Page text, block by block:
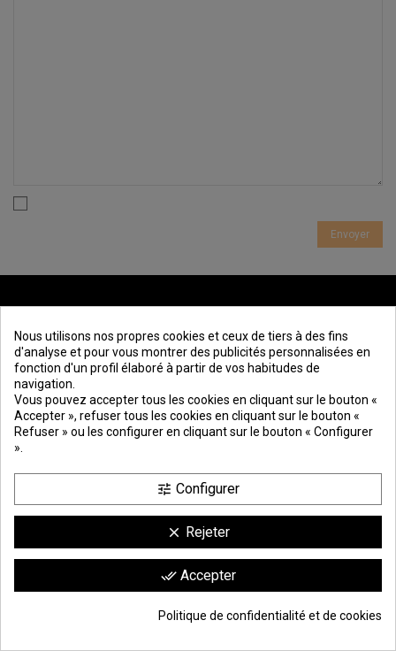
ALLEZ-VOUS MANQUER
VOTRE RÉDUCTION ?
Abonnez-vous à notre newsletter et bénéficiez de -6% de réduction sur
votre première commande.
PRODUCTOS COMUNIDAD
Nous utilisons nos propres cookies et ceux de tiers à des fins
d'analyse et pour vous montrer des publicités personnalisées en
fonction d'un profil élaboré à partir de vos habitudes de
navigation.
Vous pouvez accepter tous les cookies en cliquant sur le bouton «
Accepter », refuser tous les cookies en cliquant sur le bouton «
Refuser » ou les configurer en cliquant sur le bouton « Configurer
».
tune Configurer
clear Rejeter
done_all Accepter
Politique de confidentialité et de cookies
9.6